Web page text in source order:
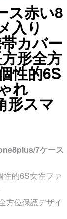
ス赤い8
入り
カバー
形全方
性的6S
れ
形スマ
7ケース
性的6S女性ファ
方位保護デザイ